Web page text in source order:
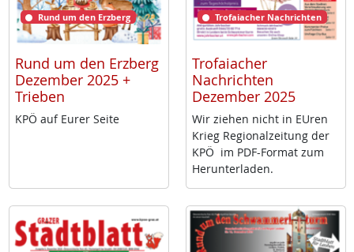
Rund um den Erzberg
Rund um den Erzberg
Dezember 2025 +
Trieben
KPÖ auf Eu­rer Sei­te
Trofaiacher Nachrichten
Trofaiacher
Nachrichten
Dezember 2025
Wir zie­hen nicht in EU­ren
Krieg Re­gio­nal­zei­tung der
KPÖ im PDF-For­mat zum
Her­un­ter­la­den.